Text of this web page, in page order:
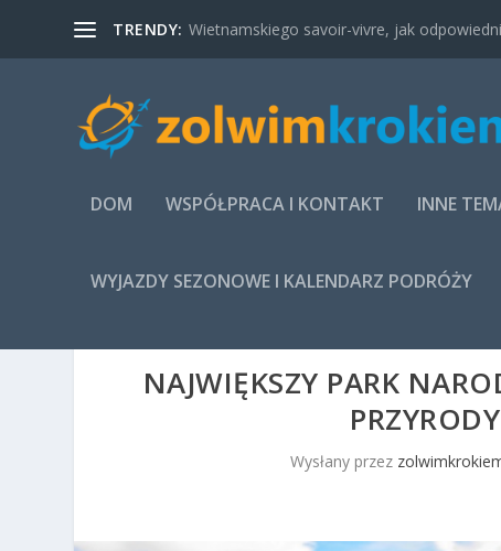
TRENDY: Wietnamskiego savoir-vivre, jak
DOM WSPÓŁPRACA I KONTAKT INNE
WYJAZDY SEZONOWE I KALENDARZ PODRÓŻY
NAJWIĘKSZY PARK
Wysłany przez